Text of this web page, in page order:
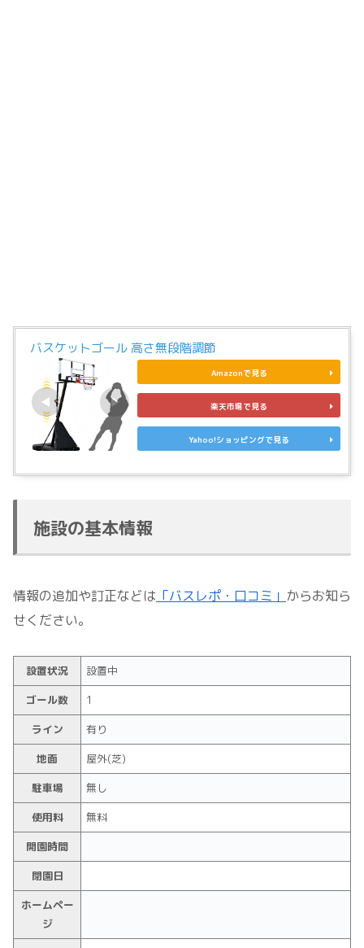
バスケットゴール 高さ無段階調節
Amazonで見る
楽天市場で見る
Yahoo!ショッピングで見る
施設の基本情報
情報の追加や訂正などは 「バスレポ・口コミ」 からお知ら
せください。
設置状況
設置中
ゴール数
1
ライン
有り
地面
屋外(芝)
駐車場
無し
使用料
無料
開園時間
閉園日
ホームペー
ジ